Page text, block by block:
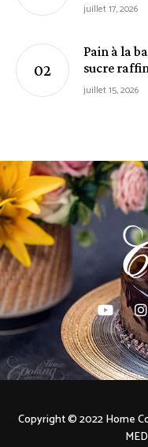
juillet 17, 2026
Pain à la
sucre
juillet 15, 2026
Copyright © 2022 Home